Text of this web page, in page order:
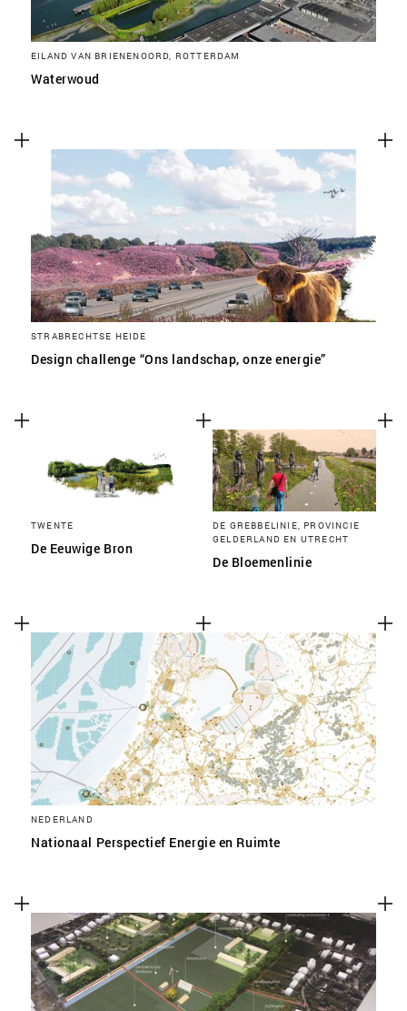
EILAND VAN BRIENENOORD, ROTTERDAM
Waterwoud
STRABRECHTSE HEIDE
Design challenge “Ons landschap, onze energie”
TWENTE
De Eeuwige Bron
DE GREBBELINIE, PROVINCIE
GELDERLAND EN UTRECHT
De Bloemenlinie
NEDERLAND
Nationaal Perspectief Energie en Ruimte